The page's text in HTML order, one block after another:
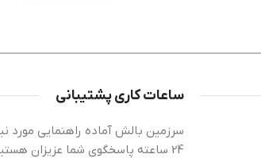
ساعات کاری پشتیبانی
سرزمین بالش آماده راهنمایی مورد
24 ساعته پاسخگوی شما عزیزان هستیم 09124303059